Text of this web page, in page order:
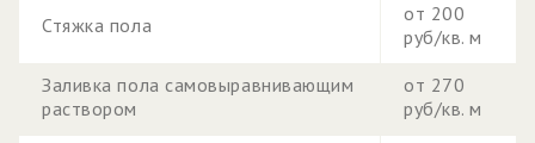
Стяжка пола
от 200
руб/кв. м
Заливка пола самовыравнивающим
раствором
от 270
руб/кв. м